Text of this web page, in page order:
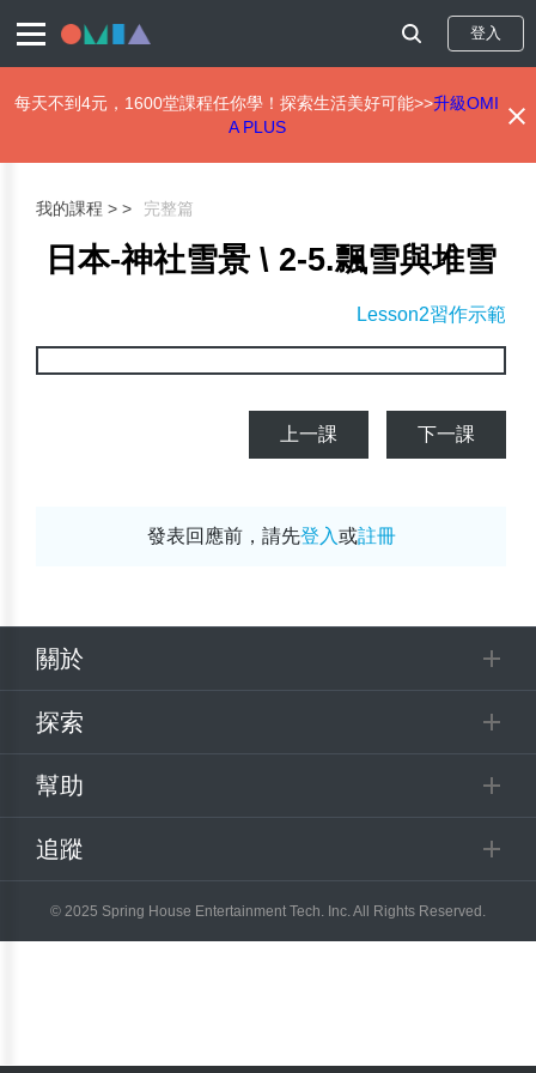
登入
每天不到4元，1600堂課程任你學！探索生活美好可能>>升級OMI
A PLUS
我的課程 > 完整篇
日本-神社雪景 \ 2-5.飄雪與堆雪
Lesson2習作示範
上一課 下一課
發表回應前，請先登入或註冊
關於
探索
幫助
追蹤
© 2025 Spring House Entertainment Tech. Inc. All Rights Reserved.